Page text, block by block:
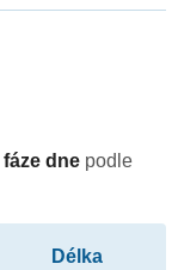
fáze dne podle
Délka